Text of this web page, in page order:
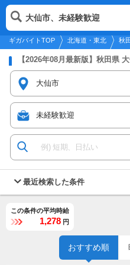
2026年8月9日更新
北海道・東北
ギガバイトTOP 北海道・東北 秋
大仙市、未経験歓迎
【2026年08月最新版】秋田県 大仙市の未経験歓
大仙市
未経験歓迎
最近検索した条件
この条件の平均時給
1,278 円
おすすめ順